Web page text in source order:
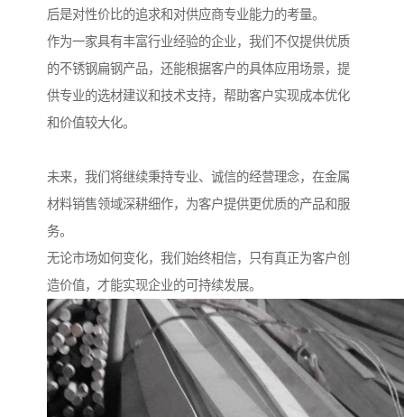
后是对性价比的追求和对供应商专业能力的考量。
作为一家具有丰富行业经验的企业，我们不仅提供优质
的不锈钢扁钢产品，还能根据客户的具体应用场景，提
供专业的选材建议和技术支持，帮助客户实现成本优化
和价值较大化。
未来，我们将继续秉持专业、诚信的经营理念，在金属
材料销售领域深耕细作，为客户提供更优质的产品和服
务。
无论市场如何变化，我们始终相信，只有真正为客户创
造价值，才能实现企业的可持续发展。